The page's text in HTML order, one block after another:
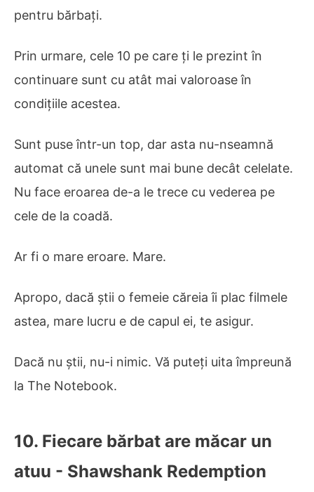
pentru bărbați.
Prin urmare, cele 10 pe care ți le prezint în
continuare sunt cu atât mai valoroase în
condițiile acestea.
Sunt puse într-un top, dar asta nu-nseamnă
automat că unele sunt mai bune decât celelate.
Nu face eroarea de-a le trece cu vederea pe
cele de la coadă.
Ar fi o mare eroare. Mare.
Apropo, dacă știi o femeie căreia îi plac filmele
astea, mare lucru e de capul ei, te asigur.
Dacă nu știi, nu-i nimic. Vă puteți uita împreună
la The Notebook.
10. Fiecare bărbat are măcar un
atuu - Shawshank Redemption